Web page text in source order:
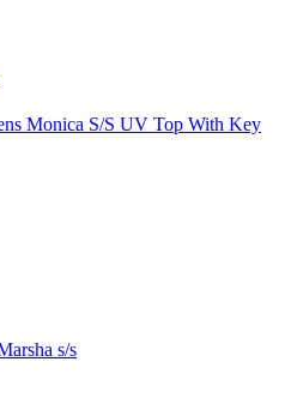
Monica S/S UV Top With Key
s/s